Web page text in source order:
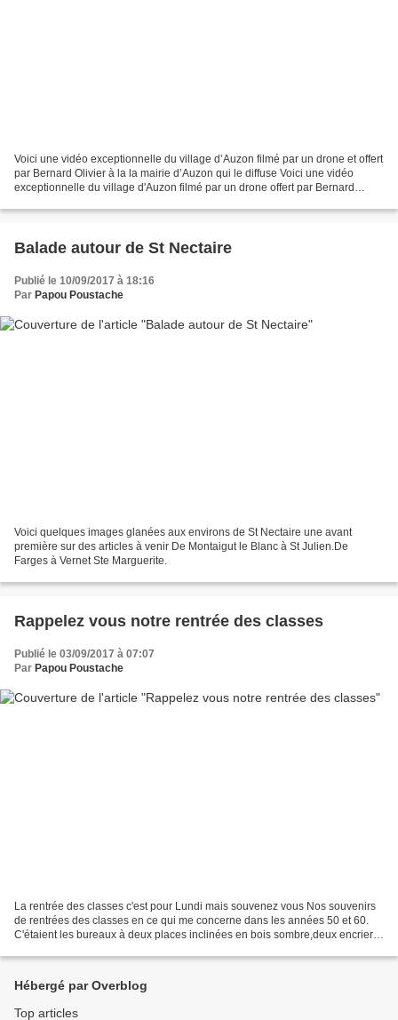
Voici une vidéo exceptionnelle du village d’Auzon filmé par un drone et offert
par Bernard Olivier à la la mairie d’Auzon qui le diffuse Voici une vidéo
exceptionnelle du village d'Auzon filmé par un drone offert par Bernard
Balade autour de St Nectaire
Publié le 10/09/2017 à 18:16
Par Papou Poustache
Voici quelques images glanées aux environs de St Nectaire une avant
première sur des articles à venir De Montaigut le Blanc à St Julien.De
Farges à Vernet Ste Marguerite.
Rappelez vous notre rentrée des classes
Publié le 03/09/2017 à 07:07
Par Papou Poustache
La rentrée des classes c'est pour Lundi mais souvenez vous Nos souvenirs
de rentrées des classes en ce qui me concerne dans les années 50 et 60.
C'étaient les bureaux à deux places inclinées en bois sombre,deux encriers
Hébergé par Overblog
Top articles